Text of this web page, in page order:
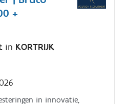
+
in KORTRIJK
in innovatie,